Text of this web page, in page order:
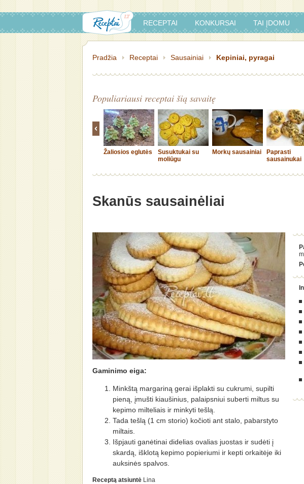
RECEPTAI KONKURSAI TAI ĮDOMU
Pradžia Receptai Sausainiai Kepiniai, pyragai
Populiariausi receptai šią savaitę
Žaliosios eglutės
Susuktukai su
moliūgu
Morkų sausainiai
Paprasti
sausainukai
Skanūs sausainėliai
Gaminimo eiga:
Minkštą margariną gerai išplakti su cukrumi, supilti
pieną, įmušti kiaušinius, palaipsniui suberti miltus su
kepimo milteliais ir minkyti tešlą.
Tada tešlą (1 cm storio) kočioti ant stalo, pabarstyto
miltais.
Išpjauti ganėtinai didelias ovalias juostas ir sudėti į
skardą, išklotą kepimo popieriumi ir kepti orkaitėje iki
auksinės spalvos.
Receptą atsiuntė Lina